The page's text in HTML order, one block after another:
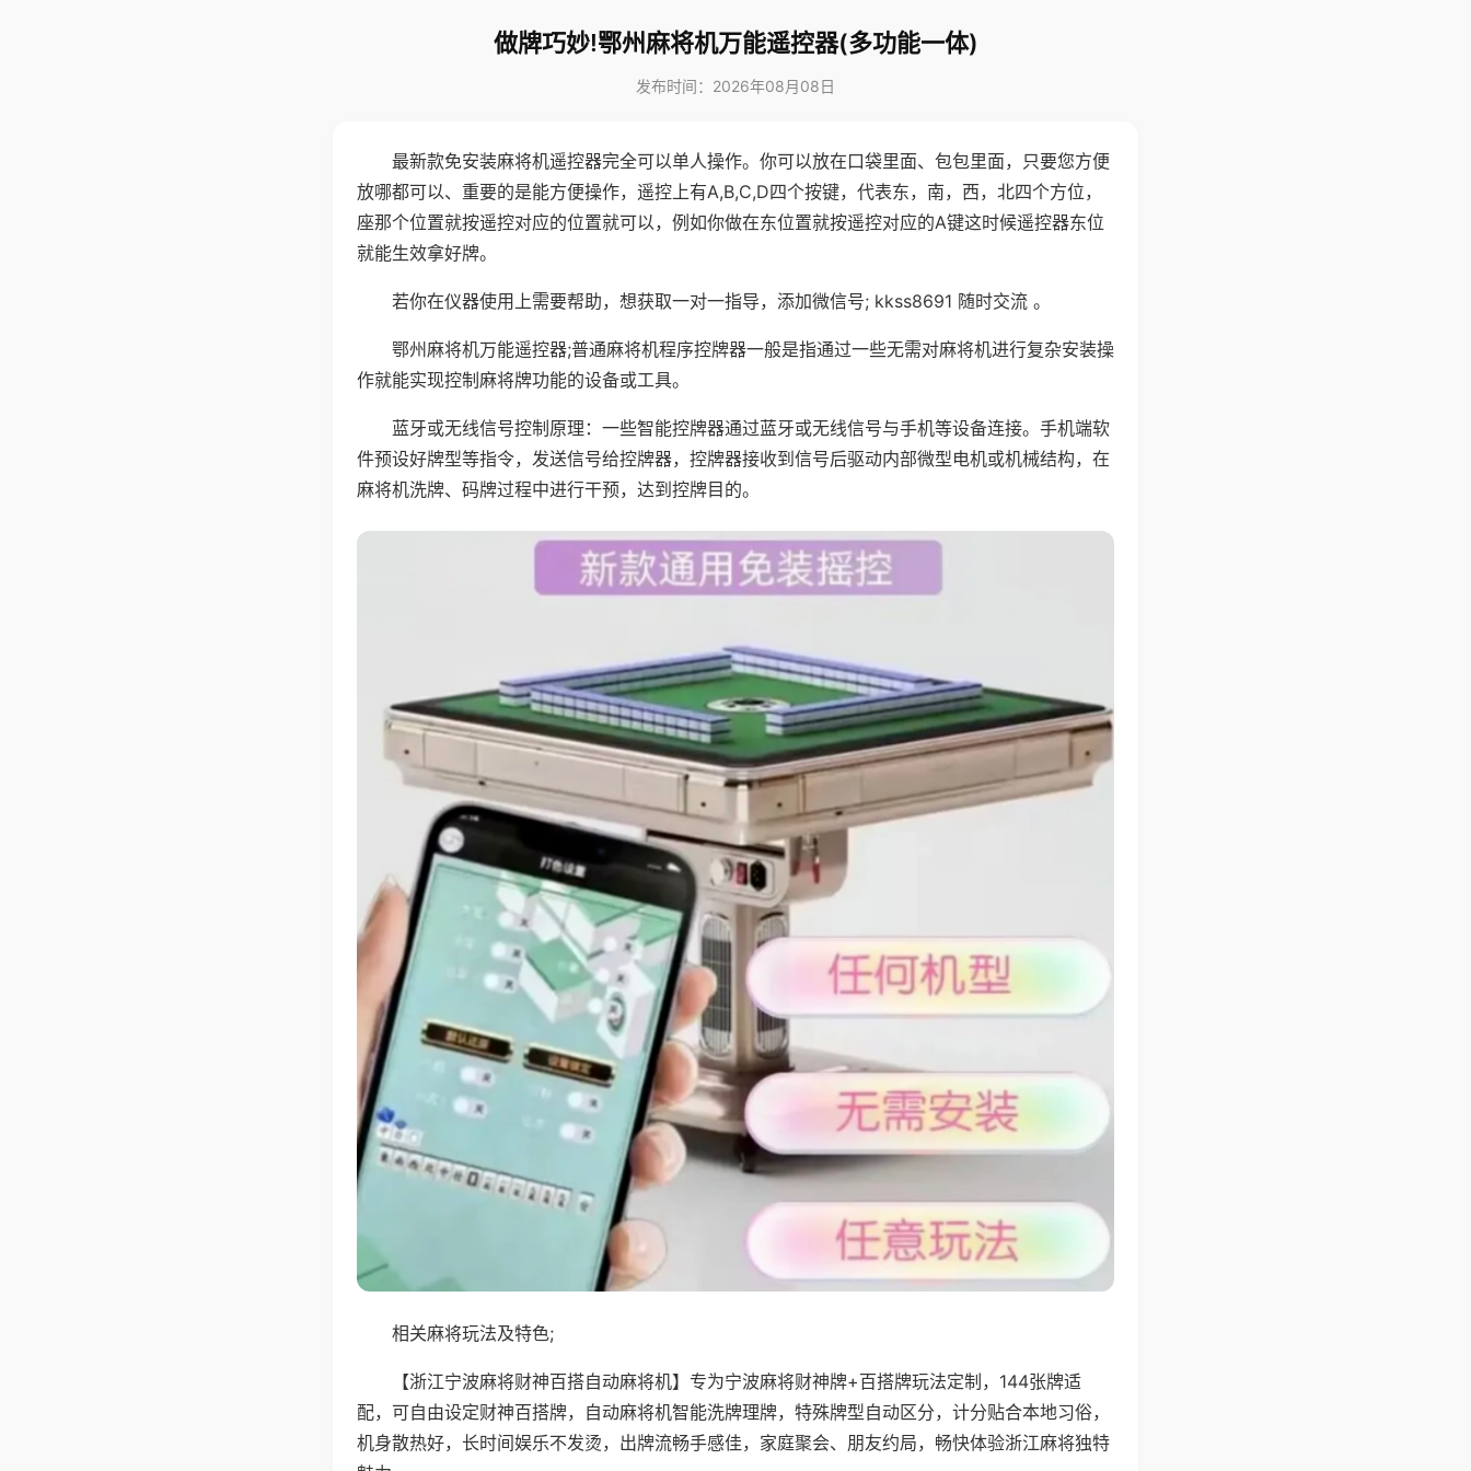
做牌巧妙!鄂州麻将机万能遥控器(多功能一体)
发布时间：2026年08月08日
最新款免安装麻将机遥控器完全可以单人操作。你可以放在口袋里面、包包里面，只要您方便
放哪都可以、重要的是能方便操作，遥控上有A,B,C,D四个按键，代表东，南，西，北四个方位，
座那个位置就按遥控对应的位置就可以，例如你做在东位置就按遥控对应的A键这时候遥控器东位
就能生效拿好牌。
若你在仪器使用上需要帮助，想获取一对一指导，添加微信号; kkss8691 随时交流 。
鄂州麻将机万能遥控器;普通麻将机程序控牌器一般是指通过一些无需对麻将机进行复杂安装操
作就能实现控制麻将牌功能的设备或工具。
蓝牙或无线信号控制原理：一些智能控牌器通过蓝牙或无线信号与手机等设备连接。手机端软
件预设好牌型等指令，发送信号给控牌器，控牌器接收到信号后驱动内部微型电机或机械结构，在
麻将机洗牌、码牌过程中进行干预，达到控牌目的。
相关麻将玩法及特色;
【浙江宁波麻将财神百搭自动麻将机】专为宁波麻将财神牌+百搭牌玩法定制，144张牌适
配，可自由设定财神百搭牌，自动麻将机智能洗牌理牌，特殊牌型自动区分，计分贴合本地习俗，
机身散热好，长时间娱乐不发烫，出牌流畅手感佳，家庭聚会、朋友约局，畅快体验浙江麻将独特